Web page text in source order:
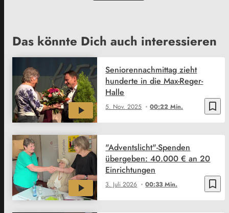
Das könnte Dich auch interessieren
bookmark_border
5. Nov. 2025 00:22 Min.
Seniorennachmittag zieht
hunderte in die Max-Reger-
Halle
bookmark_border
3. Juli 2026 00:33 Min.
"Adventslicht"-Spenden
übergeben: 40.000 € an 20
Einrichtungen